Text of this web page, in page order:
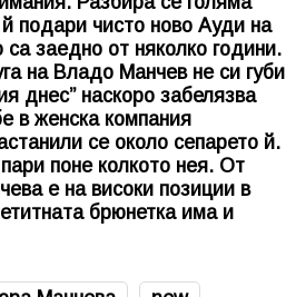
подари чисто ново Ауди на
заедно от няколко години.
на Владо Манчев не си губи
днес” наскоро забелязва
в женска компания
се около сепарето й.
поне колкото нея. От
е на високи позиции в
брюнетка има и